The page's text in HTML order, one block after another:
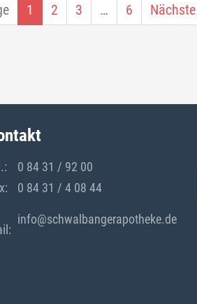
1 (current)
2 3 … 6 Nächste
0 84 31 / 92 00
0 84 31 / 4 08 44
info@schwalbangerapotheke.de